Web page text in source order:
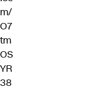
m/
O7
tm
OS
YR
38